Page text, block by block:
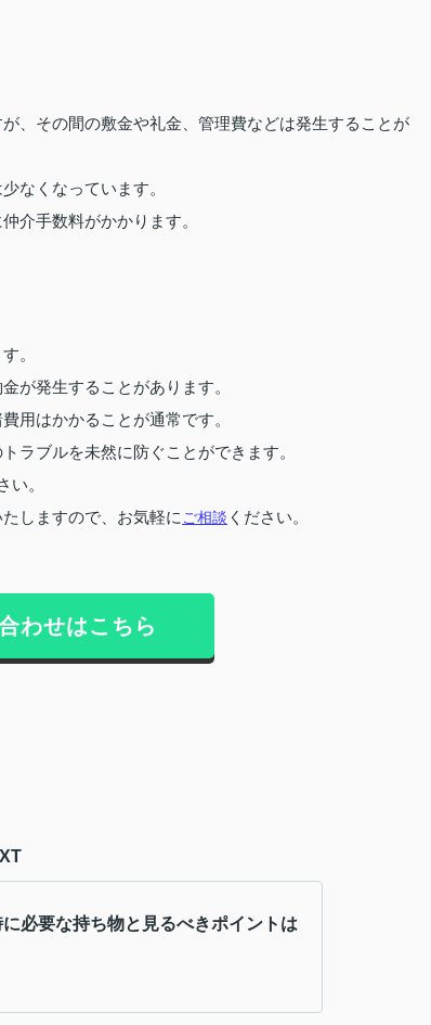
、その間の敷金や礼金、管理費などは発生することが
なくなっています。
介手数料がかかります。
。
が発生することがあります。
用はかかることが通常です。
ラブルを未然に防ぐことができます。
い。
しますので、お気軽に ご相談 ください。
わせはこちら
必要な持ち物と見るべきポイントは